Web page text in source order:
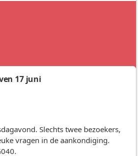
17 juni
Slechts twee bezoekers,
vragen in de aankondiging.